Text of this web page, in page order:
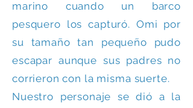
marino cuando un barco
pesquero los capturó. Omi por
su tamaño tan pequeño pudo
escapar aunque sus padres no
corrieron con la misma suerte.
Nuestro personaje se dió a la